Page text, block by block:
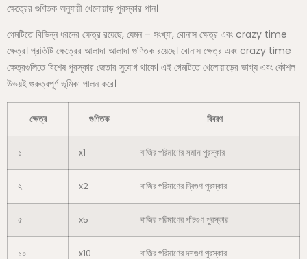
ক্ষেত্রের গুণিতক অনুযায়ী খেলোয়াড় পুরস্কার পান।
গেমটিতে বিভিন্ন ধরনের ক্ষেত্র রয়েছে, যেমন – সংখ্যা, বোনাস ক্ষেত্র এবং crazy time
ক্ষেত্র। প্রতিটি ক্ষেত্রের আলাদা আলাদা গুণিতক রয়েছে। বোনাস ক্ষেত্র এবং crazy time
ক্ষেত্রগুলিতে বিশেষ পুরস্কার জেতার সুযোগ থাকে। এই গেমটিতে খেলোয়াড়ের ভাগ্য এবং কৌশল
উভয়ই গুরুত্বপূর্ণ ভূমিকা পালন করে।
ক্ষেত্র গুণিতক বিবরণ
১ x1 বাজির পরিমাণের সমান পুরস্কার
২ x2 বাজির পরিমাণের দ্বিগুণ পুরস্কার
৫ x5 বাজির পরিমাণের পাঁচগুণ পুরস্কার
১০ x10 বাজির পরিমাণের দশগুণ পুরস্কার